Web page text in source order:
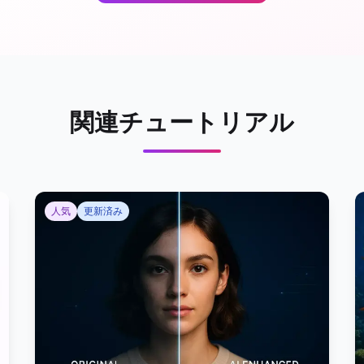
関連チュートリアル
人気 更新済み